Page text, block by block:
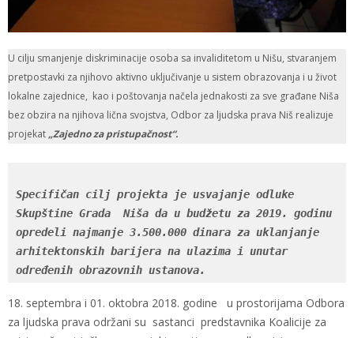
U cilju smanjenje diskriminacije osoba sa invaliditetom u Nišu, stvaranjem
pretpostavki za njihovo aktivno uključivanje u sistem obrazovanja i u život
lokalne zajednice, kao i poštovanja načela jednakosti za sve građane Niša
bez obzira na njihova lična svojstva, Odbor za ljudska prava Niš realizuje
projekat „Zajedno za pristupačnost“.
Specifičan cilj projekta je usvajanje odluke
Skupštine Grada  Niša da u budžetu za 2019. godinu
opredeli najmanje 3.500.000 dinara za uklanjanje
arhitektonskih barijera na ulazima i unutar
određenih obrazovnih ustanova.
18. septembra i 01. oktobra 2018. godine u prostorijama Odbora
za ljudska prava održani su sastanci predstavnika Koalicije za